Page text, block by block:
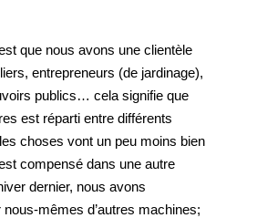
que nous avons une clientèle
entrepreneurs (de jardinage),
publics… cela signifie que
est réparti entre différents
choses vont un peu moins bien
compensé dans une autre
dernier, nous avons
mêmes d’autres machines;